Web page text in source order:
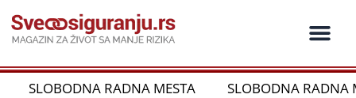
на
садржај
SLOBODNA RADNA MESTA SLOBODNA RADNA